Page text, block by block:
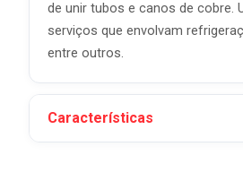
de unir tubos e canos de cobre.
serviços que envolvam
entre outros.
Características